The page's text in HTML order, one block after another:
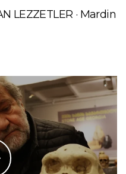
LEZZETLER · Mardin